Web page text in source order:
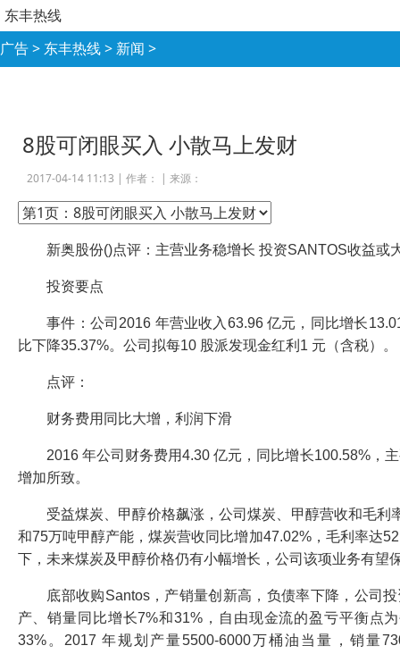
东丰热线
广告> 东丰热线> 新闻 >
8股可闭眼买入 小散马上发财
2017-04-14 11:13 | 作者： | 来源：
新奥股份()点评：主营业务稳增长 投资SANTOS收益或
投资要点
事件：公司2016 年营业收入63.96 亿元，同比增长
比下降35.37%。公司拟每10 股派发现金红利1 元（含税）。
点评：
财务费用同比大增，利润下滑
2016 年公司财务费用4.30 亿元，同比增长100.58%，主
增加所致。
受益煤炭、甲醇价格飙涨，公司煤炭、甲醇营收和毛利
和75万吨甲醇产能，煤炭营收同比增加47.02%，毛利率达
下，未来煤炭及甲醇价格仍有小幅增长，公司该项业务有望
底部收购Santos，产销量创新高，负债率下降，公司投
产、销量同比增长7%和31%，自由现金流的盈亏平衡点
33%。2017 年规划产量5500-6000万桶油当量，销量